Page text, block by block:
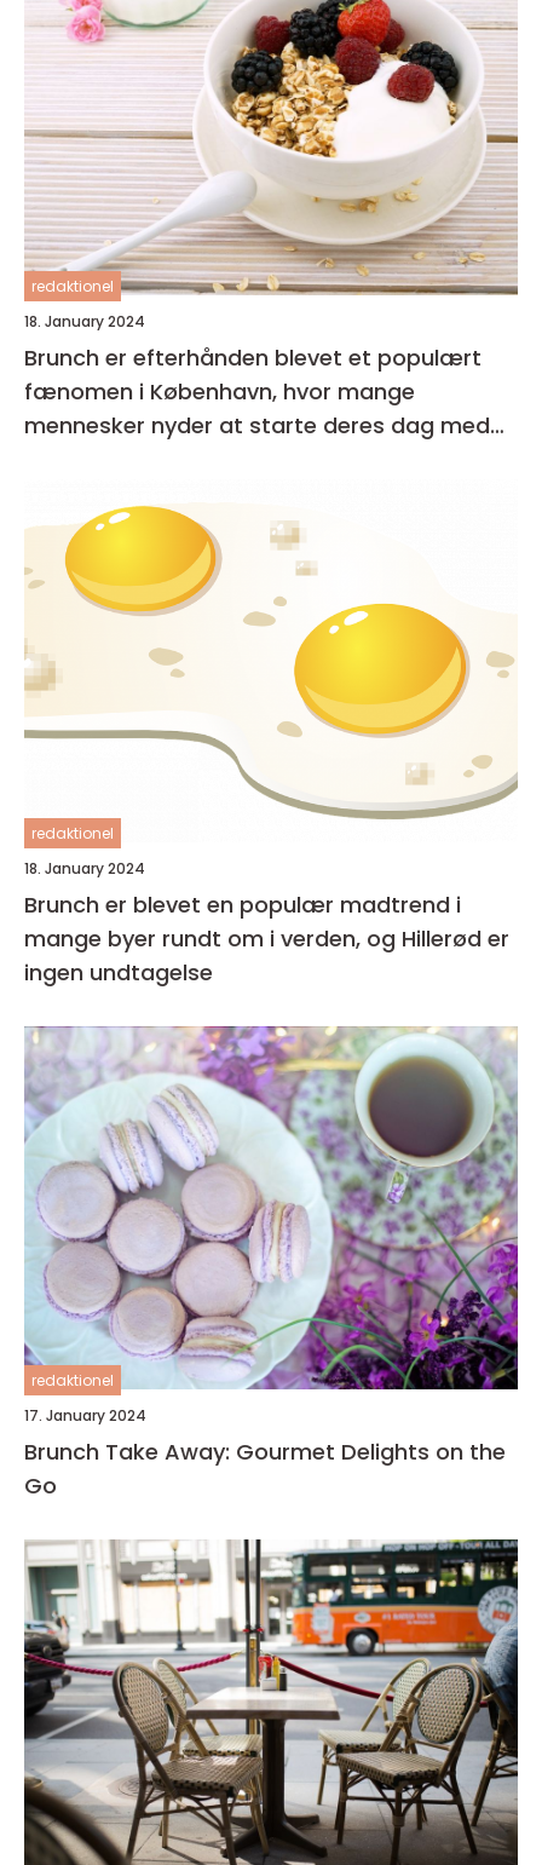
redaktionel
18. January 2024
Brunch er efterhånden blevet et populært
fænomen i København, hvor mange
mennesker nyder at starte deres dag med
redaktionel
18. January 2024
Brunch er blevet en populær madtrend i
mange byer rundt om i verden, og Hillerød er
ingen undtagelse
redaktionel
17. January 2024
Brunch Take Away: Gourmet Delights on the
Go